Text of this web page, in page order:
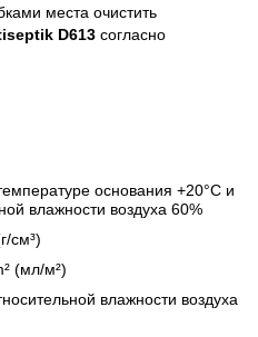
места очистить
D613 согласно
основания +20°С и
влажности воздуха 60%
см³)
(мл/м²)
влажности воздуха